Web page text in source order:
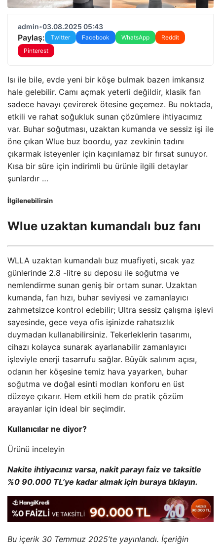
admin•03.08.2025 05:43
Paylaş: Twitter Facebook WhatsApp
Reddit
Pinterest
Isı ile bile, evde yeni bir köşe bulmak bazen imkansız
hale gelebilir. Camı açmak yeterli değildir, klasik fan
sadece havayı çevirerek ötesine geçemez. Bu noktada,
etkili ve rahat soğukluk sunan çözümlere ihtiyacımız
var. Buhar soğutması, uzaktan kumanda ve sessiz işi ile
öne çıkan Wlue buz boordu, yaz zevkinin tadını
çıkarmak isteyenler için kaçırılamaz bir fırsat sunuyor.
Kısa bir süre için indirimli bu ürünle ilgili detaylar
şunlardır …
İlgilenebilirsin
Wlue uzaktan kumandalı buz fanı
WLLA uzaktan kumandalı buz muafiyeti, sıcak yaz
günlerinde 2.8 -litre su deposu ile soğutma ve
nemlendirme sunan geniş bir ortam sunar. Uzaktan
kumanda, fan hızı, buhar seviyesi ve zamanlayıcı
zahmetsizce kontrol edebilir; Ultra sessiz çalışma işlevi
sayesinde, gece veya ofis işinizde rahatsızlık
duymadan kullanabilirsiniz. Tekerleklerin tasarımı,
cihazı kolayca sunarak ayarlanabilir zamanlayıcı
işleviyle enerji tasarrufu sağlar. Büyük salınım açısı,
odanın her köşesine temiz hava yayarken, buhar
soğutma ve doğal esinti modları konforu en üst
düzeye çıkarır. Hem etkili hem de pratik çözüm
arayanlar için ideal bir seçimdir.
Kullanıcılar ne diyor?
Ürünü inceleyin
Nakite ihtiyacınız varsa, nakit parayı faiz ve taksitle
%0 90.000 TL’ye kadar almak için buraya tıklayın.
Bu içerik 30 Temmuz 2025’te yayınlandı. İçeriğin